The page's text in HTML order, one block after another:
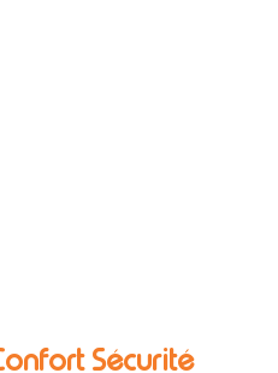
Sécurité